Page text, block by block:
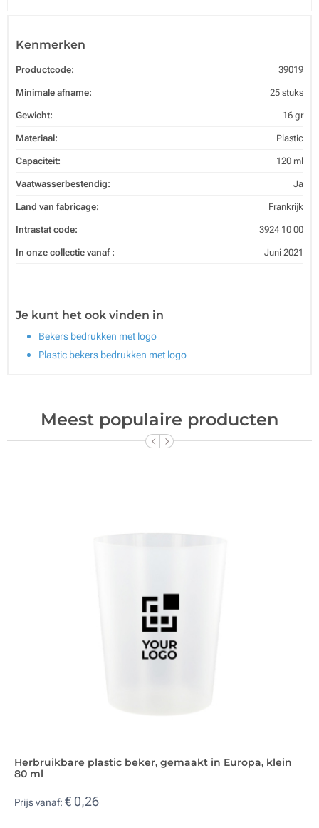
Kenmerken
Productcode: 39019
Minimale afname: 25 stuks
Gewicht: 16 gr
Materiaal: Plastic
Capaciteit: 120 ml
Vaatwasserbestendig: Ja
Land van fabricage: Frankrijk
Intrastat code: 3924 10 00
In onze collectie vanaf : Juni 2021
Je kunt het ook vinden in
Bekers bedrukken met logo
Plastic bekers bedrukken met logo
Meest populaire producten
Herbruikbare plastic beker, gemaakt in Europa, klein
80 ml
Prijs vanaf: € 0,26